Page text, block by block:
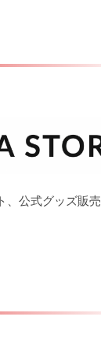
、公式グッズ販売